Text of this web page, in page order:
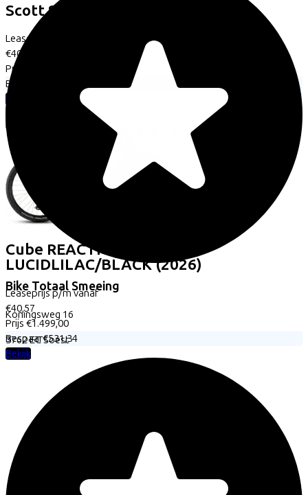
Bike Totaal Smeeing
Koningsweg 16
3762 ECSoest
ScottScale 965
Leaseprijs p/m vanaf
€40,57
Prijs
Bespaar
Bekijk
Cube REACTION C:62 ONE
LUCIDLILAC/BLACK(2026)
Leaseprijs p/m vanaf
€40,57
Prijs €1.499,00
Bespaar€531,34
Bekijk